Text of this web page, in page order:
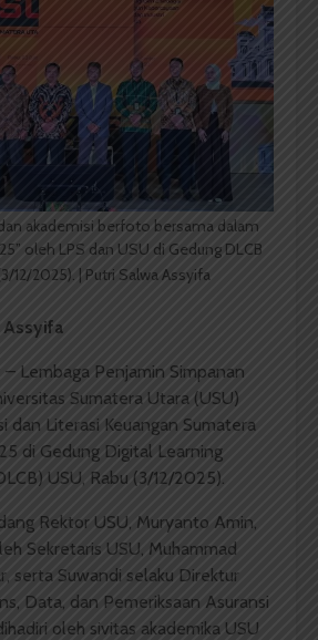
akademisi berfoto bersama dalam
oleh LPS dan USU di Gedung DLCB
12/2025). | Putri Salwa Assyifa
Assyifa
– Lembaga Penjamin Simpanan
Sumatera Utara (USU)
dan Literasi Keuangan Sumatera
di Gedung Digital Learning
USU, Rabu (3/12/2025).
Rektor USU, Muryanto Amin,
Sekretaris USU, Muhammad
serta Suwandi selaku Direktur
Data, dan Pemeriksaan Asuransi
oleh sivitas akademika USU